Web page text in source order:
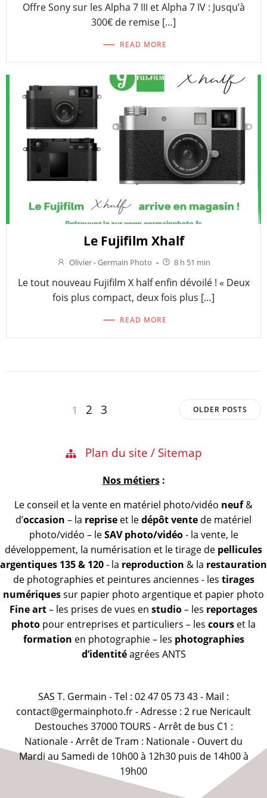
Offre Sony sur les Alpha 7 III et Alpha 7 IV : Jusqu’à
300€ de remise […]
READ MORE
Le Fujifilm Xhalf
Olivier - Germain Photo - 8 h 51 min
Le tout nouveau Fujifilm X half enfin dévoilé ! « Deux
fois plus compact, deux fois plus […]
READ MORE
Page
1 Page
2 Page
3
Posts
navigation
OLDER POSTS
Plan du site / Sitemap
Nos métiers:
Le conseil et la vente en matériel photo/vidéo neuf&
d’occasion – la reprise et ledépôt vente de matériel
photo/vidéo – leSAV photo/vidéo- la vente, le
développement, la numérisation et le tirage de pellicules
argentiques 135 & 120- la reproduction & la restauration
de photographies et peintures anciennes - les tirages
numériquessur papier photo argentique et papier photo
Fine art– les prises de vues en studio– les reportages
photo pour entreprises et particuliers – les cours et la
formation en photographie – les photographies
d’identitéagrées ANTS
SAS T. Germain - Tel : 02 47 05 73 43 - Mail :
contact@germainphoto.fr - Adresse : 2 rue Nericault
Destouches 37000 TOURS - Arrêt de bus C1 :
Nationale - Arrêt de Tram : Nationale - Ouvert du
Mardi au Samedi de 10h00 à 12h30 puis de 14h00 à
19h00